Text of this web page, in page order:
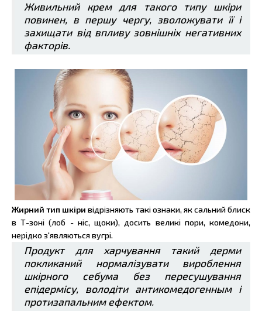
Живильний крем для такого типу шкіри
повинен, в першу чергу, зволожувати її і
захищати від впливу зовнішніх негативних
факторів.
Жирний тип шкіри відрізняють такі ознаки, як сальний блиск
в Т-зоні (лоб - ніс, щоки), досить великі пори, комедони,
нерідко з'являються вугрі.
Продукт для харчування такий дерми
покликаний нормалізувати вироблення
шкірного себума без пересушування
епідермісу, володіти антикомедогенным і
протизапальним ефектом.